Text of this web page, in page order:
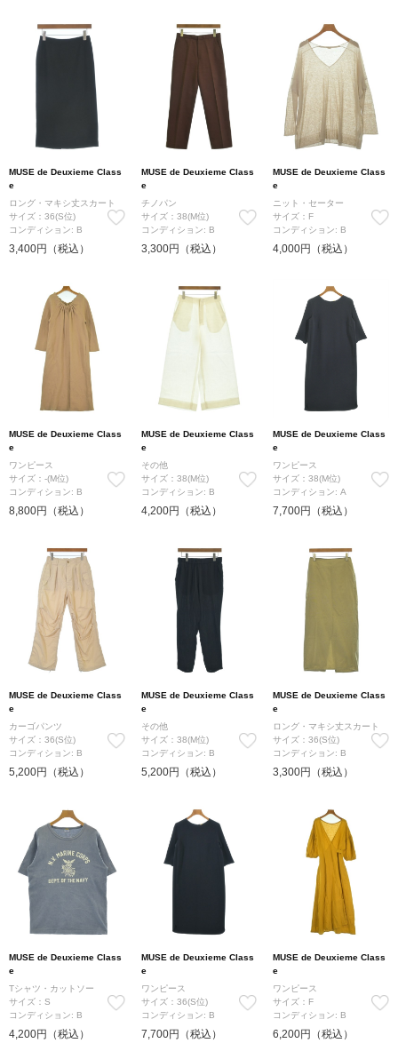
MUSE de Deuxieme Class
e
ロング・マキシ丈スカート
サイズ：36(S位)
コンディション: B
3,400円（税込）
MUSE de Deuxieme Class
e
チノパン
サイズ：38(M位)
コンディション: B
3,300円（税込）
MUSE de Deuxieme Class
e
ニット・セーター
サイズ：F
コンディション: B
4,000円（税込）
MUSE de Deuxieme Class
e
ワンピース
サイズ：-(M位)
コンディション: B
8,800円（税込）
MUSE de Deuxieme Class
e
その他
サイズ：38(M位)
コンディション: B
4,200円（税込）
MUSE de Deuxieme Class
e
ワンピース
サイズ：38(M位)
コンディション: A
7,700円（税込）
MUSE de Deuxieme Class
e
カーゴパンツ
サイズ：36(S位)
コンディション: B
5,200円（税込）
MUSE de Deuxieme Class
e
その他
サイズ：38(M位)
コンディション: B
5,200円（税込）
MUSE de Deuxieme Class
e
ロング・マキシ丈スカート
サイズ：36(S位)
コンディション: B
3,300円（税込）
MUSE de Deuxieme Class
e
Tシャツ・カットソー
サイズ：S
コンディション: B
4,200円（税込）
MUSE de Deuxieme Class
e
ワンピース
サイズ：36(S位)
コンディション: B
7,700円（税込）
MUSE de Deuxieme Class
e
ワンピース
サイズ：F
コンディション: B
6,200円（税込）